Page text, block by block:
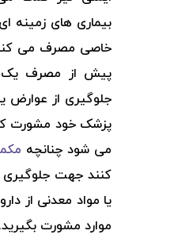
بیماری های زمینه
خاصی مصرف می
پیش از مصرف یک
جلوگیری از عوارض
پزشک خود مشورت
می شود چنانچه
کنند جهت جلوگیری
یا مواد معدنی از
موارد مشورت بگیرید.